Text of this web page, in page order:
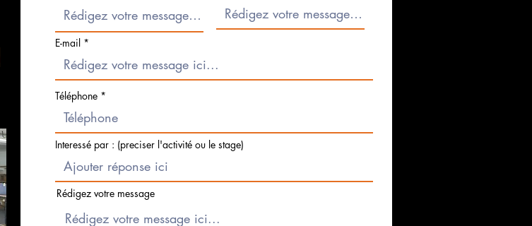
E-mail
Téléphone
Interessé par : (preciser l'activité ou le stage)
Rédigez votre message